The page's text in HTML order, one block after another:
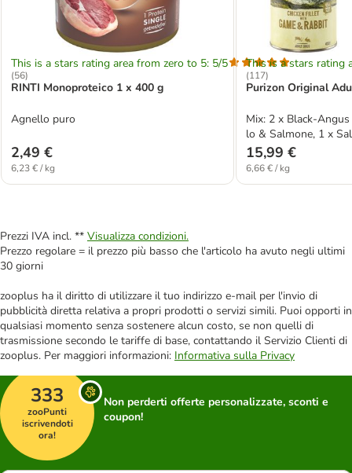
This is a stars rating area from zero to 5: 5/5
(56)
RINTI Monoproteico 1 x 400 g
Agnello puro
2,49 €
6,23 € / kg
This is a stars rating
(117)
Purizon Original
Mix: 2 x Black-
lo & Salmone, 1 x
& Coniglio
15,99 €
6,66 € / kg
Prezzi IVA incl. ** Visualizza condizioni.
Prezzo regolare = il prezzo più basso che l'articolo ha avuto negli ultimi
30 giorni
zooplus ha il diritto di utilizzare il tuo indirizzo e-mail per l'invio di
pubblicità diretta relativa a propri prodotti o servizi simili. Puoi opporti in
qualsiasi momento senza sostenere alcun costo, se non quelli di
trasmissione secondo le tariffe di base, contattando il Servizio Clienti di
zooplus. Per maggiori informazioni: Informativa sulla Privacy
333
zooPunti
iscrivendoti
ora!
Non perderti offerte personalizzate, sconti e
coupon!